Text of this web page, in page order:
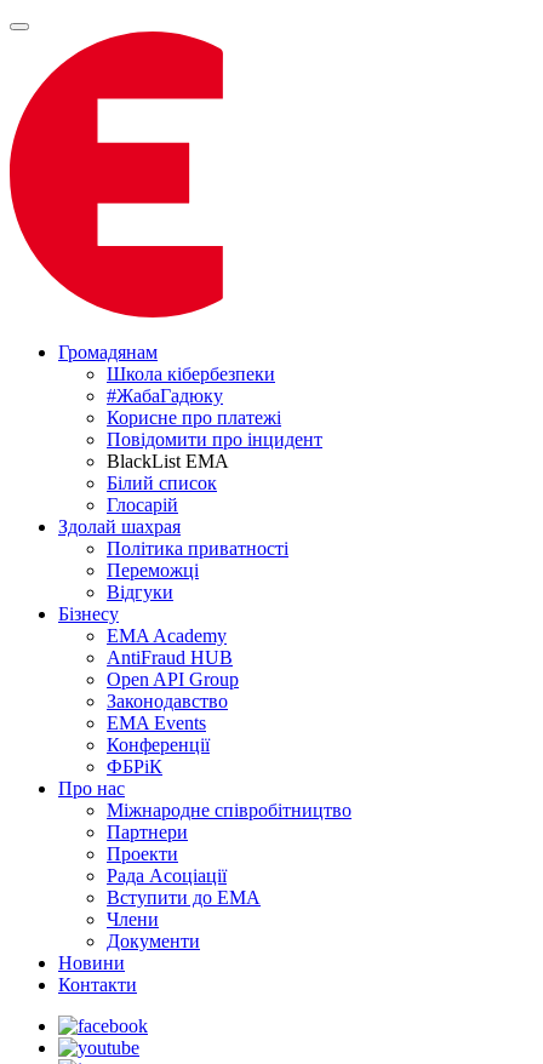
Громадянам
Школа кібербезпеки
#ЖабаГадюку
Корисне про платежі
Повідомити про інцидент
BlackList EMA
Білий список
Глосарій
Здолай шахрая
Політика приватності
Переможцi
Відгуки
Бізнесу
EMA Academy
AntiFraud HUB
Open API Group
Законодавство
EMA Events
Конференції
ФБРіК
Про нас
Міжнародне співробітництво
Партнери
Проекти
Рада Асоціації
Вступити до ЕМА
Члени
Документи
Новини
Контакти